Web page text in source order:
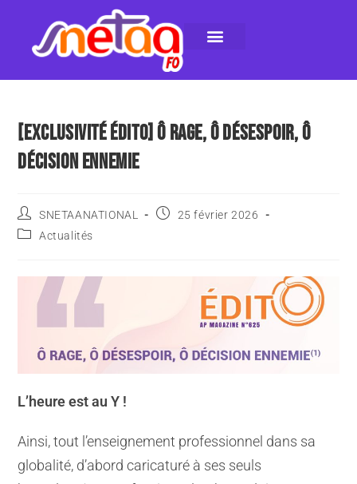
[EXCLUSIVITÉ ÉDITO] Ô RAGE, Ô DÉSESPOIR, Ô
DÉCISION ENNEMIE
SNETAANATIONAL
25 février 2026
Actualités
L’heure est au Y !
Ainsi, tout l’enseignement professionnel dans sa
globalité, d’abord caricaturé à ses seuls